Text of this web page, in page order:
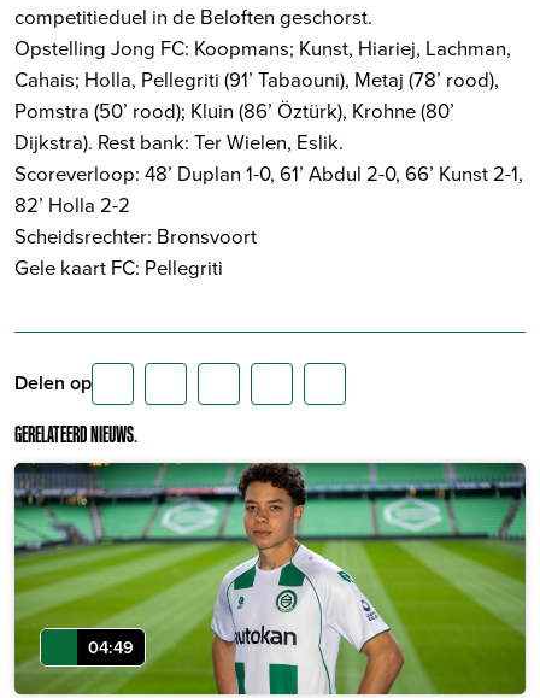
competitieduel in de Beloften geschorst.
Opstelling Jong FC: Koopmans; Kunst, Hiariej, Lachman,
Cahais; Holla, Pellegriti (91’ Tabaouni), Metaj (78’ rood),
Pomstra (50’ rood); Kluin (86’ Öztürk), Krohne (80’
Dijkstra). Rest bank: Ter Wielen, Eslik.
Scoreverloop: 48’ Duplan 1-0, 61’ Abdul 2-0, 66’ Kunst 2-1,
82’ Holla 2-2
Scheidsrechter: Bronsvoort
Gele kaart FC: Pellegriti
Delen op
GERELATEERD NIEUWS.
04:49